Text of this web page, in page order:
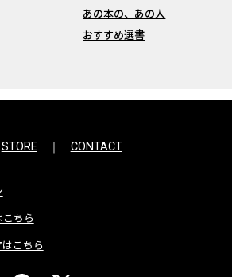
あの本の、あの人
おすすめ選書
STORE CONTACT
ちら
こちら